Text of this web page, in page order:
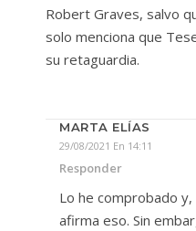
Robert Graves, salvo
solo menciona que
su retaguardia.
MARTA ELÍAS
29/08/2021 En 14:11
Responder
Lo he comprobado
afirma eso. Sin